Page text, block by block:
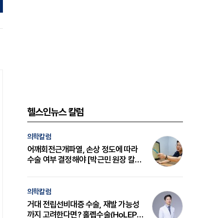
헬스인뉴스 칼럼
의학칼럼
어깨회전근개파열, 손상 정도에 따라
수술 여부 결정해야 [박근민 원장 칼
의학칼럼
거대 전립선비대증 수술, 재발 가능성
까지 고려한다면? 홀렙수술(HoLEP)